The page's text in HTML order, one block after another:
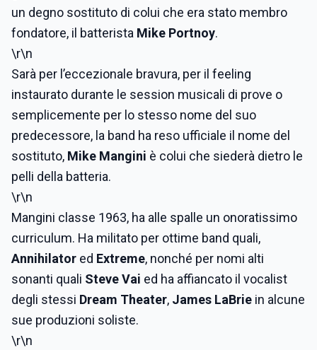
un degno sostituto di colui che era stato membro
fondatore, il batterista Mike Portnoy.
\r\n
Sarà per l’eccezionale bravura, per il feeling
instaurato durante le session musicali di prove o
semplicemente per lo stesso nome del suo
predecessore, la band ha reso ufficiale il nome del
sostituto, Mike Mangini è colui che siederà dietro le
pelli della batteria.
\r\n
Mangini classe 1963, ha alle spalle un onoratissimo
curriculum. Ha militato per ottime band quali,
Annihilator ed Extreme, nonché per nomi alti
sonanti quali SteveVai ed ha affiancato il vocalist
degli stessi Dream Theater, James LaBrie in alcune
sue produzioni soliste.
\r\n